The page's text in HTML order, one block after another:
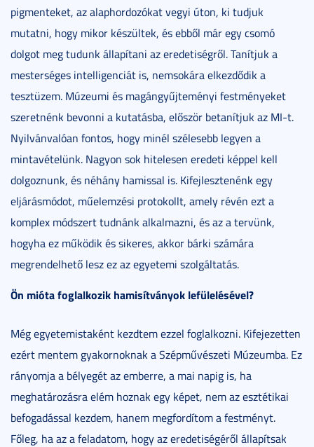
pigmenteket, az alaphordozókat vegyi úton, ki tudjuk
mutatni, hogy mikor készültek, és ebből már egy csomó
dolgot meg tudunk állapítani az eredetiségről. Tanítjuk a
mesterséges intelligenciát is, nemsokára elkezdődik a
tesztüzem. Múzeumi és magángyűjteményi festményeket
szeretnénk bevonni a kutatásba, először betanítjuk az MI-t.
Nyilvánvalóan fontos, hogy minél szélesebb legyen a
mintavételünk. Nagyon sok hitelesen eredeti képpel kell
dolgoznunk, és néhány hamissal is. Kifejlesztenénk egy
eljárásmódot, műelemzési protokollt, amely révén ezt a
komplex módszert tudnánk alkalmazni, és az a tervünk,
hogyha ez működik és sikeres, akkor bárki számára
megrendelhető lesz ez az egyetemi szolgáltatás.
Ön mióta foglalkozik hamisítványok lefülelésével?
Még egyetemistaként kezdtem ezzel foglalkozni. Kifejezetten
ezért mentem gyakornoknak a Szépművészeti Múzeumba. Ez
rányomja a bélyegét az emberre, a mai napig is, ha
meghatározásra elém hoznak egy képet, nem az esztétikai
befogadással kezdem, hanem megfordítom a festményt.
Főleg, ha az a feladatom, hogy az eredetiségéről állapítsak